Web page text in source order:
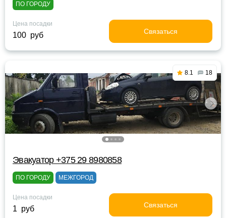
ПО ГОРОДУ
Цена посадки
100 руб Связаться
8.1 18
Эвакуатор +375 29 8980858
ПО ГОРОДУ МЕЖГОРОД
Цена посадки
1 руб Связаться